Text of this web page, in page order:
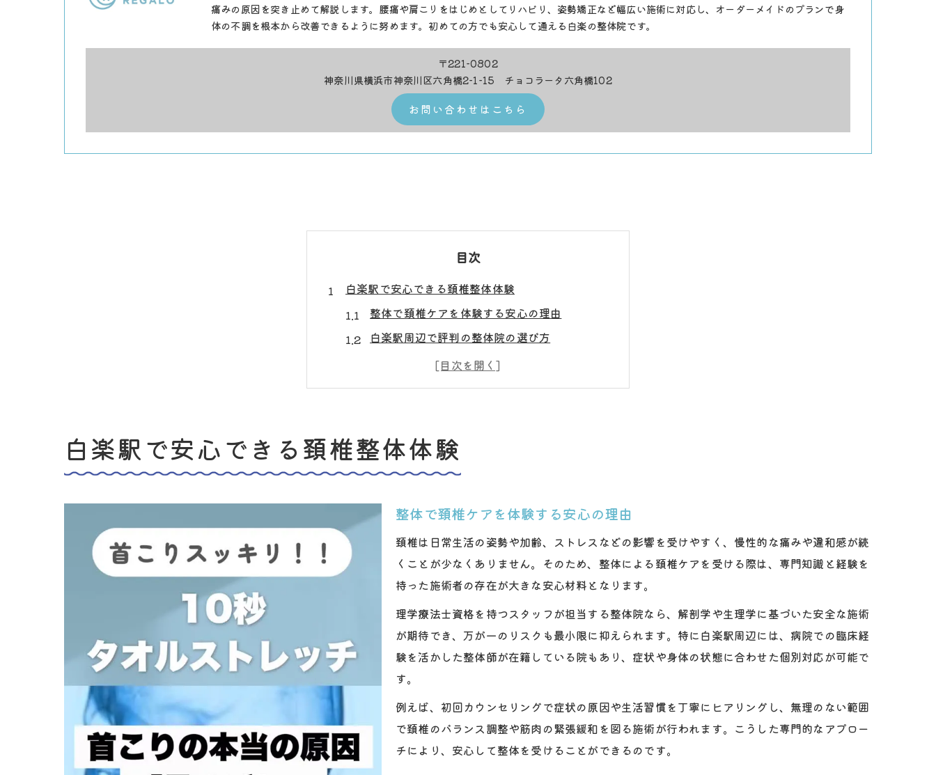
痛みの原因を突き止めて解説します。腰痛や肩こりをはじめとしてリハビリ、姿勢矯正など幅広い施術に対応し、オーダーメイドのプランで身
体の不調を根本から改善できるように努めます。初めての方でも安心して通える白楽の整体院です。
〒221-0802
神奈川県横浜市神奈川区六角橋2-1-15 チョコラータ六角橋102
お問い合わせはこちら
目次
白楽駅で安心できる頚椎整体体験
整体で頚椎ケアを体験する安心の理由
白楽駅周辺で評判の整体院の選び方
整体とマッサージの違いと頚椎への効果
理学療法士による整体で得られる信頼感
整体選びで頚椎ケアの満足度が変わる理由
整体院の選び方で頚椎ケアの効果が変わる
口コミや評判を活かした整体院選択法
頚椎整体で重視したい施術者の経験値
頚部の悩みには専門家の整体が有効
整体は頚椎の慢性痛改善にどう役立つか
専門家による整体施術のメリットとは
頚部の悩みに整体が選ばれる理由を解説
理学療法士が行う整体で安心の頚椎ケア
整体施術で首の不調が変わるポイント
理学療法士が担当する整体の信頼性
理学療法士による整体が選ばれる理由
白楽駅で安心できる頚椎整体体験
整体で頚椎ケアを体験する安心の理由
頚椎は日常生活の姿勢や加齢、ストレスなどの影響を受けやすく、慢性的な痛みや違和感が続
くことが少なくありません。そのため、整体による頚椎ケアを受ける際は、専門知識と経験を
持った施術者の存在が大きな安心材料となります。
理学療法士資格を持つスタッフが担当する整体院なら、解剖学や生理学に基づいた安全な施術
が期待でき、万が一のリスクも最小限に抑えられます。特に白楽駅周辺には、病院での臨床経
験を活かした整体師が在籍している院もあり、症状や身体の状態に合わせた個別対応が可能で
す。
例えば、初回カウンセリングで症状の原因や生活習慣を丁寧にヒアリングし、無理のない範囲
で頚椎のバランス調整や筋肉の緊張緩和を図る施術が行われます。こうした専門的なアプロー
チにより、安心して整体を受けることができるのです。